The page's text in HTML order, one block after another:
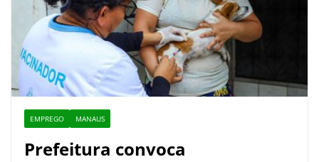
EMPREGO MANAUS
Prefeitura convoca